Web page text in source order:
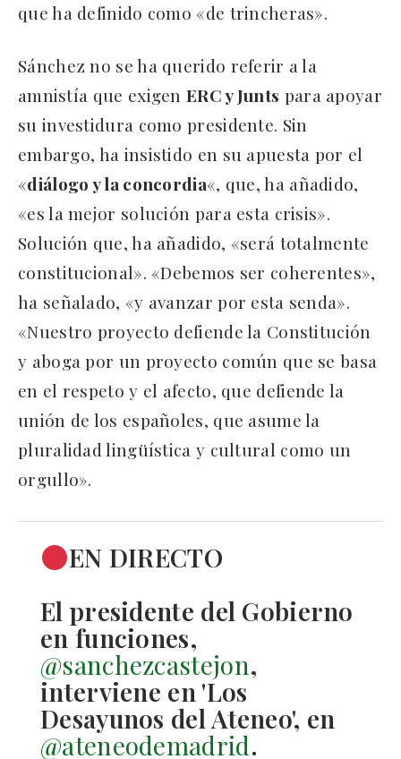
que ha definido como «de trincheras».
Sánchez no se ha querido referir a la
amnistía que exigenERC y Junts para apoyar
su investidura como presidente. Sin
embargo, ha insistido en su apuesta por el
«diálogo y la concordia«, que, ha añadido,
«es la mejor solución para esta crisis».
Solución que, ha añadido, «será totalmente
constitucional». «Debemos ser coherentes»,
ha señalado, «y avanzar por esta senda».
«Nuestro proyecto defiende la Constitución
y aboga por un proyecto común que se basa
en el respeto y el afecto, que defiende la
unión de los españoles, que asume la
pluralidad lingüística y cultural como un
orgullo».
EN DIRECTO
El presidente del Gobierno
en funciones,
@sanchezcastejon,
interviene en 'Los
Desayunos del Ateneo', en
@ateneodemadrid.